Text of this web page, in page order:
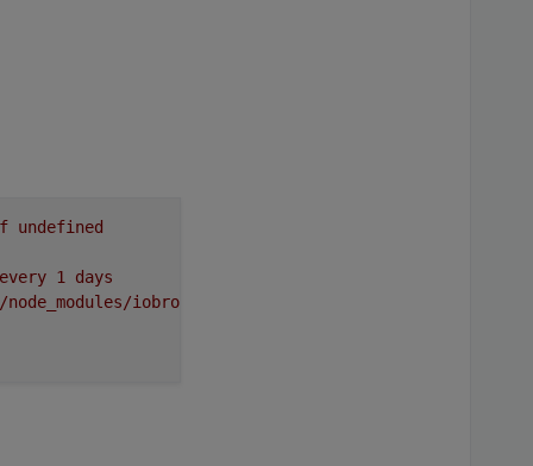
undefined
every 1
days
iobroker.backitup,